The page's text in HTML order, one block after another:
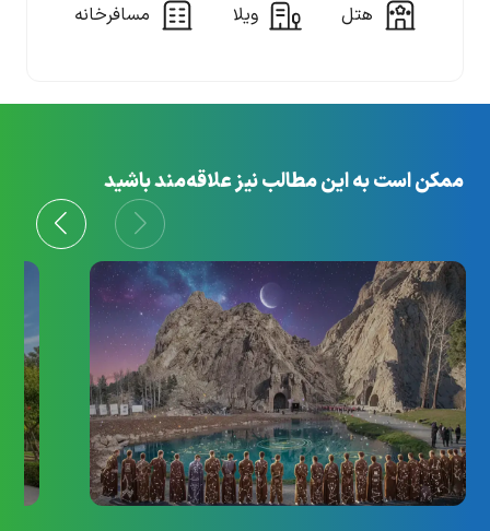
هتل ویلا مسافرخانه
ممکن است به این مطالب نیز علاقه‌مند باشید